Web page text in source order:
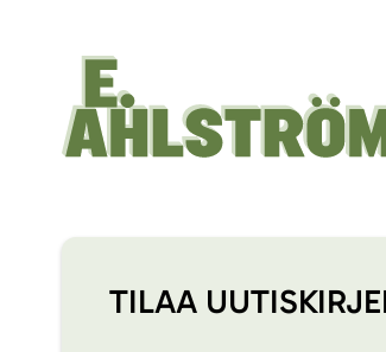
TILAA